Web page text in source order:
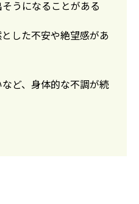
うになることがある
した不安や絶望感があ
ど、身体的な不調が続